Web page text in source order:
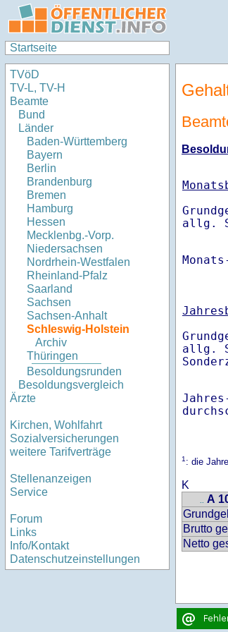
Startseite
TVöD
TV-L, TV-H
Beamte
Bund
Länder
Baden-Württemberg
Bayern
Berlin
Brandenburg
Bremen
Hamburg
Hessen
Mecklenbg.-Vorp.
Niedersachsen
Nordrhein-Westfalen
Rheinland-Pfalz
Saarland
Sachsen
Sachsen-Anhalt
Schleswig-Holstein
Archiv
Thüringen
Besoldungsrunden
Besoldungsvergleich
Ärzte
Kirchen, Wohlfahrt
Sozialversicherungen
weitere Tarifverträge
Stellenanzeigen
Service
Forum
Links
Info/Kontakt
Datenschutzeinstellungen
allg.
1: die
K
.. A
Brutto
Netto